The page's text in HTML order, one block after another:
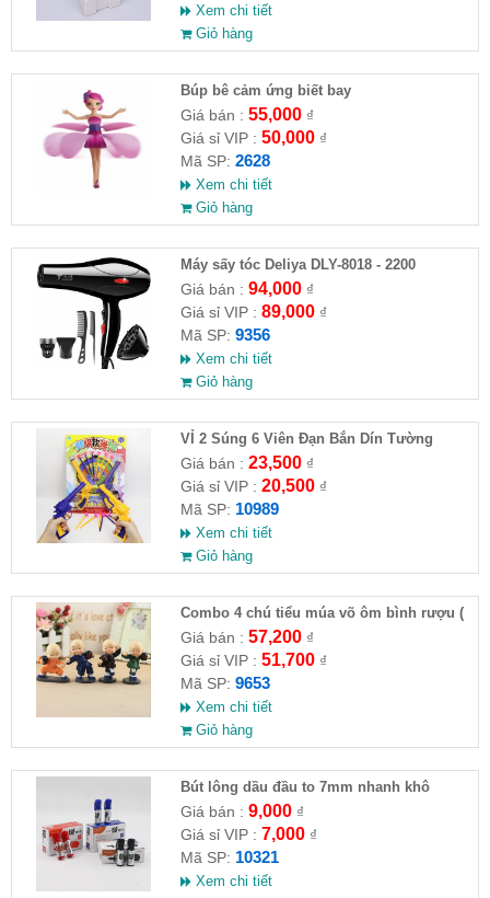
Xem chi tiết
Giỏ hàng
​Búp bê cảm ứng biết bay
Giá bán : 55,000₫
Giá sỉ VIP : 50,000₫
Mã SP: 2628
Xem chi tiết
Giỏ hàng
Máy sấy tóc Deliya DLY-8018 - 2200
Giá bán : 94,000₫
Giá sỉ VIP : 89,000₫
Mã SP: 9356
Xem chi tiết
Giỏ hàng
VỈ 2 Súng 6 Viên Đạn Bắn Dín Tường
Giá bán : 23,500₫
Giá sỉ VIP : 20,500₫
Mã SP: 10989
Xem chi tiết
Giỏ hàng
Combo 4 chú tiểu múa võ ôm bình rượu (
HĐ )
Giá bán : 57,200₫
Giá sỉ VIP : 51,700₫
Mã SP: 9653
Xem chi tiết
Giỏ hàng
Bút lông dầu đầu to 7mm nhanh khô
Giá bán : 9,000₫
Giá sỉ VIP : 7,000₫
Mã SP: 10321
Xem chi tiết